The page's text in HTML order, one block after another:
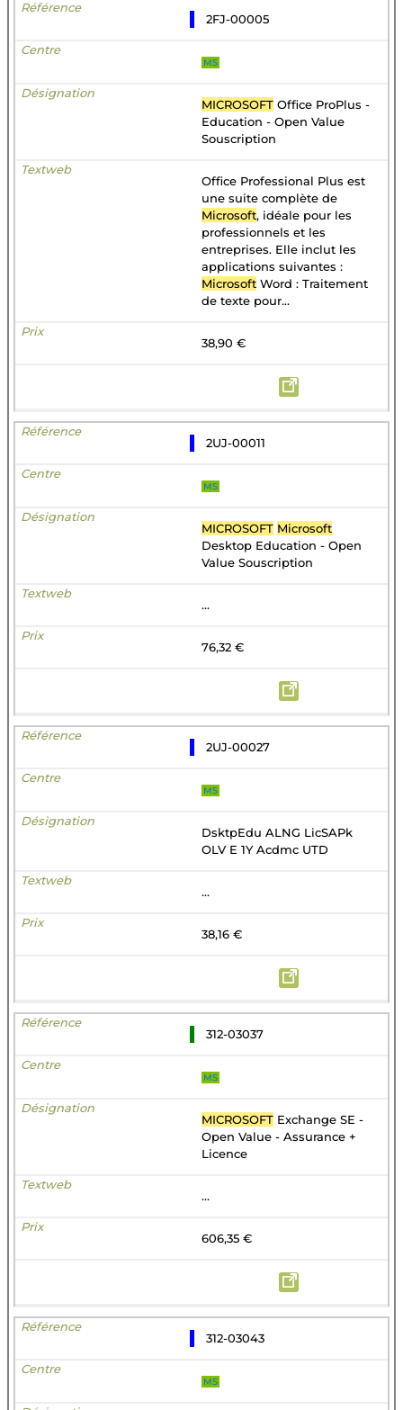
2FJ-00005
MS
MICROSOFT Office ProPlus -
Education - Open Value
Souscription
Office Professional Plus est
une suite complète de
Microsoft, idéale pour les
professionnels et les
entreprises. Elle inclut les
applications suivantes :
Microsoft Word : Traitement
de texte pour...
38,90 €
2UJ-00011
MS
MICROSOFT Microsoft
Desktop Education - Open
Value Souscription
...
76,32 €
2UJ-00027
MS
DsktpEdu ALNG LicSAPk
OLV E 1Y Acdmc UTD
...
38,16 €
312-03037
MS
MICROSOFT Exchange SE -
Open Value - Assurance +
Licence
...
606,35 €
312-03043
MS